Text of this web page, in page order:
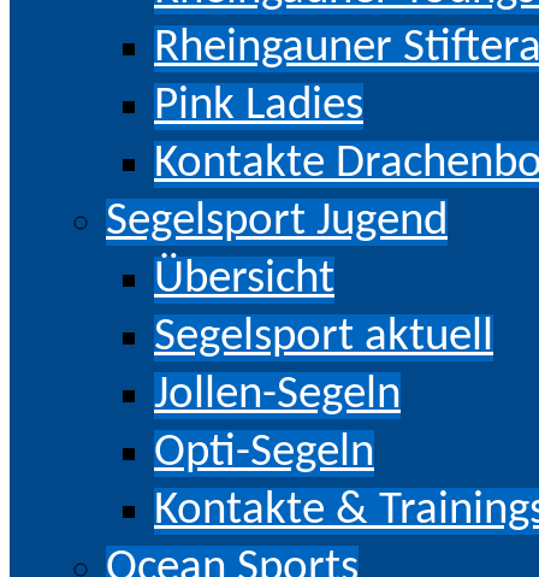
Rheingauner
Pink Ladies
Kontakte
Segelsport Jugend
Übersicht
Segelsport aktuell
Jollen-Segeln
Opti-Segeln
Kontakte &